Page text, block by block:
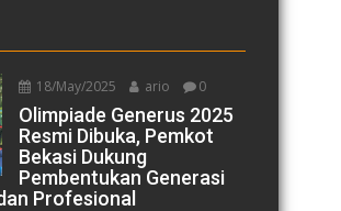
18/May/2025 ario 0
Olimpiade Generus 2025
Resmi Dibuka, Pemkot
Bekasi Dukung
Pembentukan Generasi
Profesional